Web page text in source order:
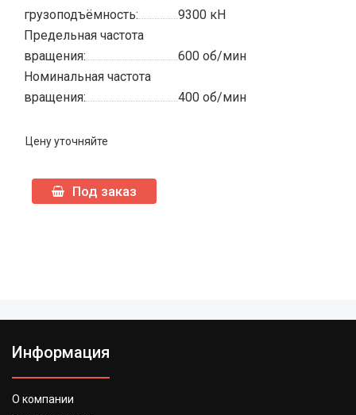
грузоподъёмность:
9300 кН
Предельная частота
вращения:
600 об/мин
Номинальная частота
вращения:
400 об/мин
Цену уточняйте
Под заказ
Информация
О компании